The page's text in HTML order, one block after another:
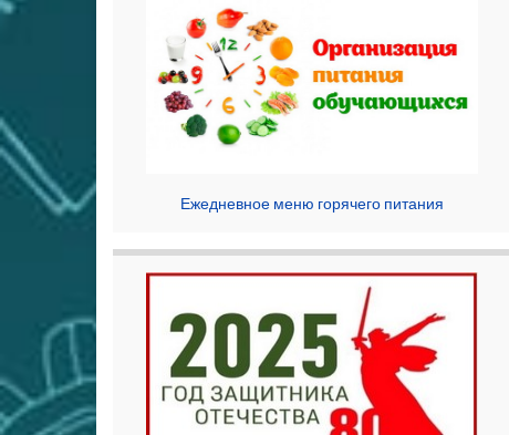
Ежедневное меню горячего питания